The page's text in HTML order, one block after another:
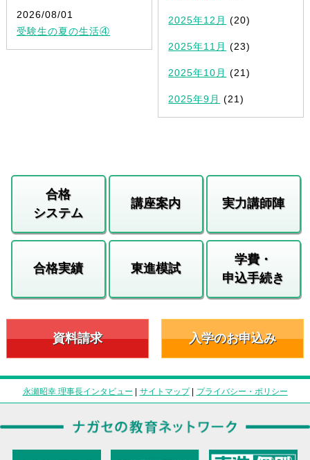
2026/08/01
受験生の夏の生活④
2025年12月 (20)
2025年11月 (23)
2025年10月 (21)
2025年9月 (21)
合格
システム
講座案内 実力講師陣
合格実績 東進模試
学費・
申込手続き
資料請求 入学のお申込み
永瀬昭幸 理事長インタビュー サイトマップ| プライバシー・ポリシー